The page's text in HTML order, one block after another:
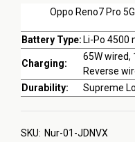
Oppo Reno7 Pro
Battery Type: Li-Po 4500
Charging:
65W wired,
Reverse
Durability:
Supreme
SKU: Nur-01-JDNVX